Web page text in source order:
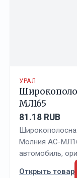
УРАЛ
МЛ165
81.18 RUB
Молния АС-
автомобиль,
Открыть товар